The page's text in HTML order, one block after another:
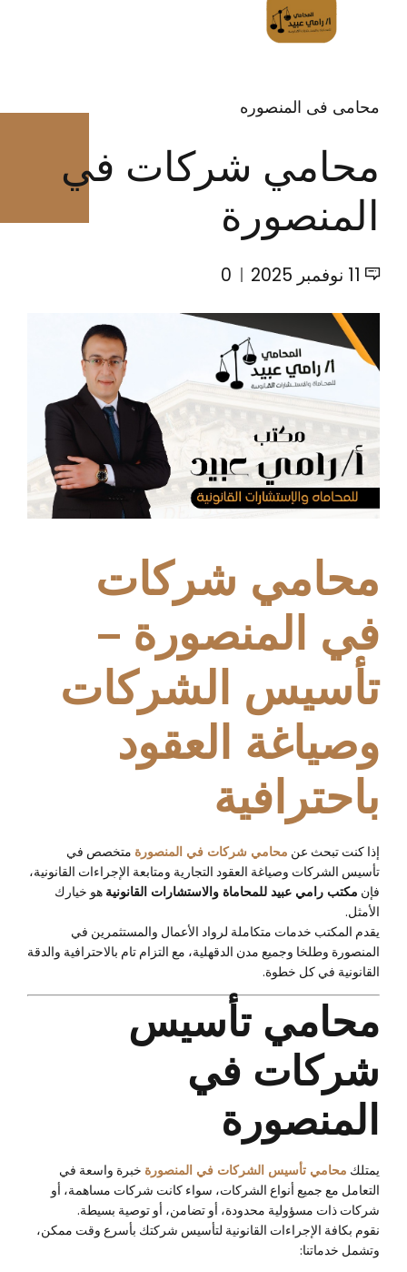
محامى فى المنصوره
محامي شركات في
المنصورة
11 نوفمبر 2025 0
محامي شركات
في المنصورة –
تأسيس الشركات
وصياغة العقود
باحترافية
إذا كنت تبحث عن محامي شركات في المنصورة متخصص في
تأسيس الشركات وصياغة العقود التجارية ومتابعة الإجراءات القانونية،
فإن مكتب رامي عبيد للمحاماة والاستشارات القانونية هو خيارك
الأمثل.
يقدم المكتب خدمات متكاملة لرواد الأعمال والمستثمرين في
المنصورة وطلخا وجميع مدن الدقهلية، مع التزام تام بالاحترافية والدقة
القانونية في كل خطوة.
محامي تأسيس
شركات في
المنصورة
يمتلك محامي تأسيس الشركات في المنصورة خبرة واسعة في
التعامل مع جميع أنواع الشركات، سواء كانت شركات مساهمة، أو
شركات ذات مسؤولية محدودة، أو تضامن، أو توصية بسيطة.
نقوم بكافة الإجراءات القانونية لتأسيس شركتك بأسرع وقت ممكن،
وتشمل خدماتنا: